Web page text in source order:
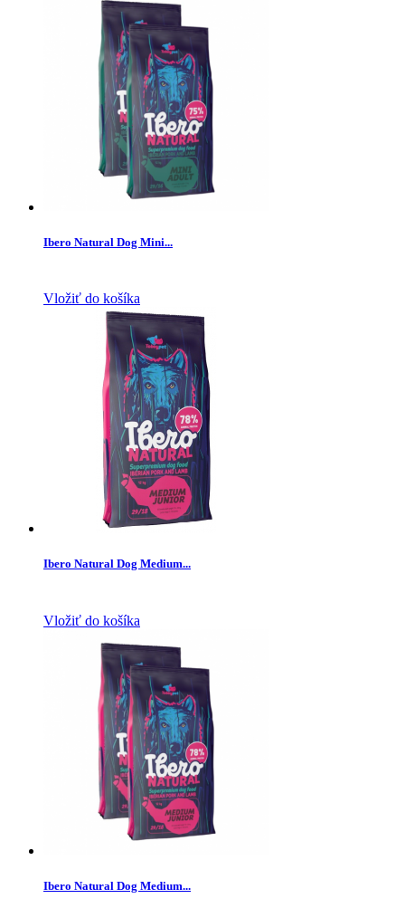
Ibero Natural Dog Mini...
Vložiť do košíka
Ibero Natural Dog Medium...
Vložiť do košíka
Ibero Natural Dog Medium...